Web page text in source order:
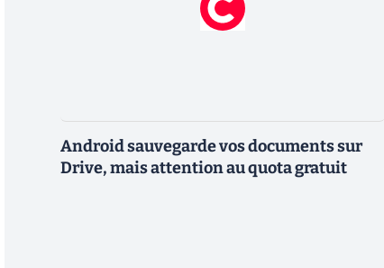
Android sauvegarde vos documents sur
Drive, mais attention au quota gratuit